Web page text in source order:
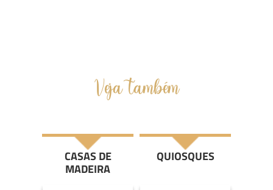
Veja também
CASAS DE
MADEIRA
QUIOSQUES